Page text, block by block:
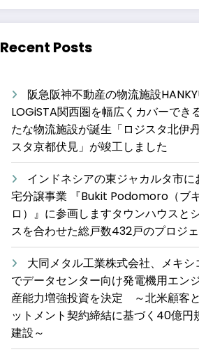
Recent Posts
阪急阪神不動産の物流施設
LOGiSTA関西圏を幅広くカバーでき
たな物流施設が誕生「ロジスタ北伊
スタ京都伏見」が竣工しました
インドネシアの東ジャカルタ市
宅分譲事業 『Bukit Podomoro（ブ
ロ）』に参画しますタウンハウスと
スを合わせた総戸数432戸のプロジ
大同メタル工業株式会社、メキシ
でデータセンター向け発電機用エン
産能力増強投資を決定 ～北米顧客
ットメント契約締結に基づく40億円
建設～